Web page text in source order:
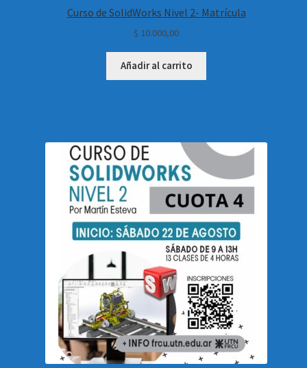
Curso de SolidWorks Nivel 2- Matrícula
$ 10.000,00
Añadir al carrito